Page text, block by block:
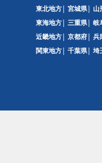
東北地方
宮城県 山
東海地方
三重県 岐
近畿地方
京都府 兵
関東地方
千葉県 埼